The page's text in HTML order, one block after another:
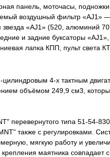
панель, моточасы,
воздушный фильтр «AJ1»
«AJ1» (520, алюминий
и задние буксаторы
лапка КПП, пульт света
4-х тактным
объёмом 249,9 см3,
перевернутого типа 51-54-
также с регулировками.
мягкую работу и
крепления маятника совпадает